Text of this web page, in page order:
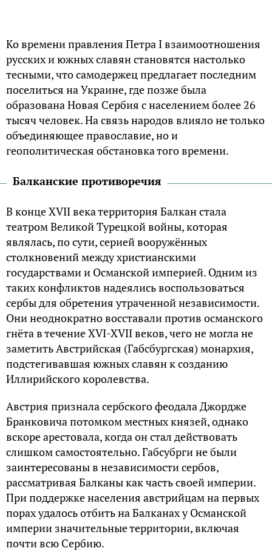
Ко времени правления Петра I взаимоотношения
русских и южных славян становятся настолько
тесными, что самодержец предлагает последним
поселиться на Украине, где позже была
образована Новая Сербия с населением более 26
тысяч человек. На связь народов влияло не только
объединяющее православие, но и
геополитическая обстановка того времени.
Балканские противоречия
В конце XVII века территория Балкан стала
театром Великой Турецкой войны, которая
являлась, по сути, серией вооружённых
столкновений между христианскими
государствами и Османской империей. Одним из
таких конфликтов надеялись воспользоваться
сербы для обретения утраченной независимости.
Они неоднократно восставали против османского
гнёта в течение XVI-XVII веков, чего не могла не
заметить Австрийская (Габсбургская) монархия,
подстегивавшая южных славян к созданию
Иллирийского королевства.
Австрия признала сербского феодала Джордже
Бранковича потомком местных князей, однако
вскоре арестовала, когда он стал действовать
слишком самостоятельно. Габсубрги не были
заинтересованы в независимости сербов,
рассматривая Балканы как часть своей империи.
При поддержке населения австрийцам на первых
порах удалось отбить на Балканах у Османской
империи значительные территории, включая
почти всю Сербию.